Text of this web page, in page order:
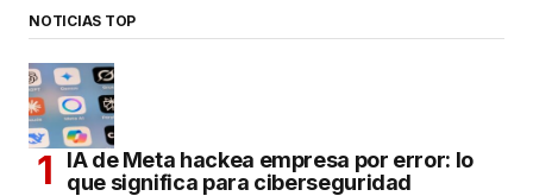
NOTICIAS TOP
IA de Meta hackea empresa por error: lo
que significa para ciberseguridad